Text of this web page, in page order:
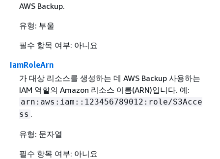
AWS Backup.
유형: 부울
필수 항목 여부: 아니요
IamRoleArn
가 대상 리소스를 생성하는 데 AWS Backup 사용하는
IAM 역할의 Amazon 리소스 이름(ARN)입니다. 예:
arn:aws:iam::123456789012:role/S3Acce
ss .
유형: 문자열
필수 항목 여부: 아니요